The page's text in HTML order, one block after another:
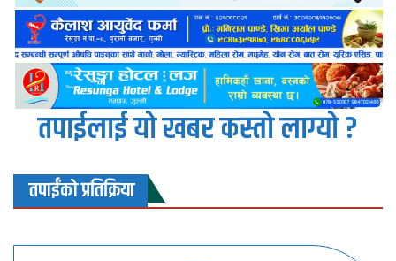
तपाईलाई यो खबर कस्तो लाग्यो ?
तपाईंको प्रतिक्रिया